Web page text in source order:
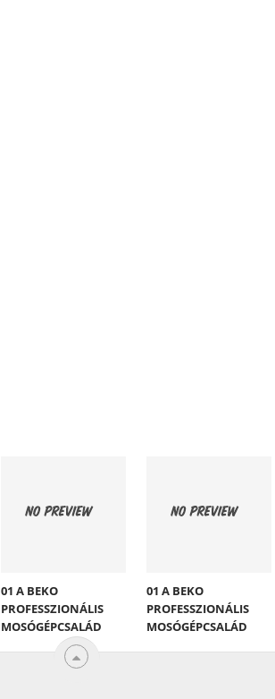
01 A BEKO
PROFESSZIONÁLIS
MOSÓGÉPCSALÁD
01 A BEKO
PROFESSZIONÁLIS
MOSÓGÉPCSALÁD